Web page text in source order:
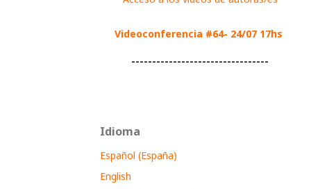
Videoconferencia #64- 24/07 17hs
---------------------------------
Idioma
Español (España)
English